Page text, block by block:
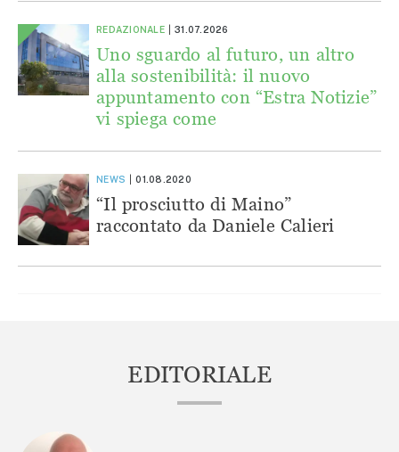
REDAZIONALE 31.07.2026
Uno sguardo al futuro, un altro
alla sostenibilità: il nuovo
appuntamento con “Estra Notizie”
vi spiega come
NEWS 01.08.2020
“Il prosciutto di Maino”
raccontato da Daniele Calieri
EDITORIALE